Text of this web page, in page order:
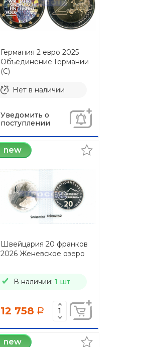
Германия 2 евро 2025
Объединение Германии
(C)
Нет в наличии
Уведомить о
поступлении
new
Швейцария 20 франков
2026 Женевское озеро
В наличии: 1 шт
12 758 a
new